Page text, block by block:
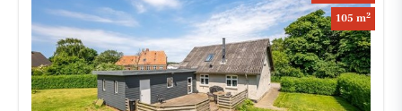
105 m2